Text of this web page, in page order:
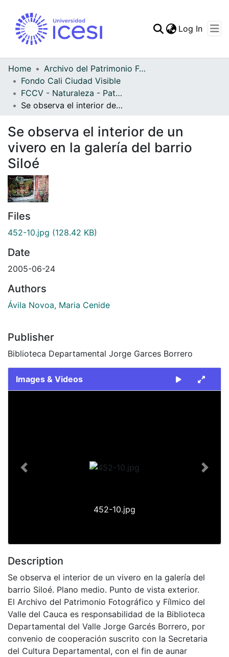
Log In
Home
Archivo del Patrimonio Fotográfico y Fílmico del Valle del Cauca
Fondo Cali Ciudad Visible
FCCV - Naturaleza - Patrimonial
Se observa el interior de un vivero en la galería del barrio Siloé
Se observa el interior de un
vivero en la galería del barrio
Siloé
Files
452-10.jpg (128.42 KB)
Date
2005-06-24
Authors
Ávila Novoa, Maria Cenide
Publisher
Biblioteca Departamental Jorge Garces Borrero
Images & Videos
452-10.jpg
Previous Next
Description
Se observa el interior de un vivero en la galería del
barrio Siloé. Plano medio. Punto de vista exterior.
El Archivo del Patrimonio Fotográfico y Fílmico del
Valle del Cauca es responsabilidad de la Biblioteca
Departamental del Valle Jorge Garcés Borrero, por
convenio de cooperación suscrito con la Secretaria
del Cultura Departamental, con el fin de aunar